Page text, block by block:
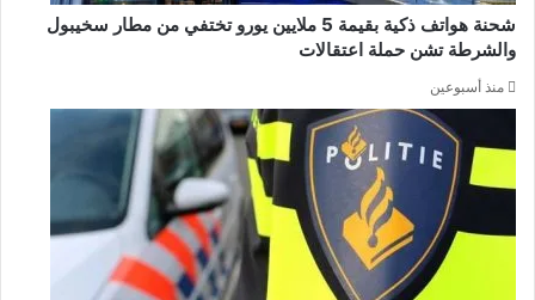
شحنة هواتف ذكية بقيمة 5 ملايين يورو تختفي من مطار سخيبول
والشرطة تشن حملة اعتقالات
منذ أسبوعين